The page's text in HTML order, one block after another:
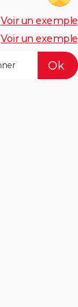
Voir un exemple
Voir un exemple